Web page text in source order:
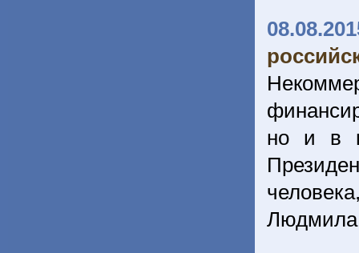
но и в
Людмила